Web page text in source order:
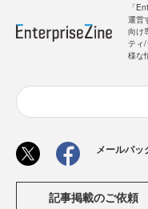
「
運営
向け
ティ
様な
メールバッ
記事掲載のご依頼